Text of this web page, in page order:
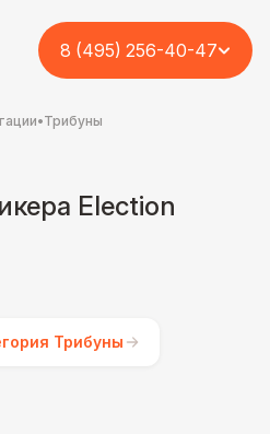
8 (495) 256-40-47
•Трибуны
Election
Трибуны